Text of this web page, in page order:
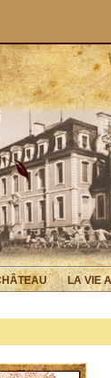
LA VIE